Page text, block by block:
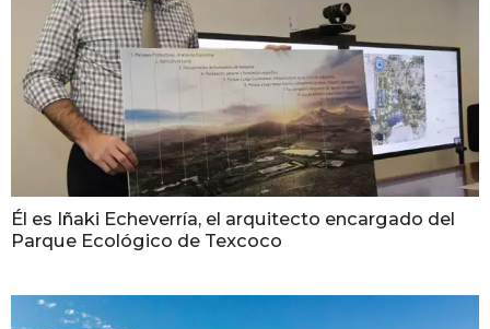
Él es Iñaki Echeverría, el arquitecto encargado del
Parque Ecológico de Texcoco